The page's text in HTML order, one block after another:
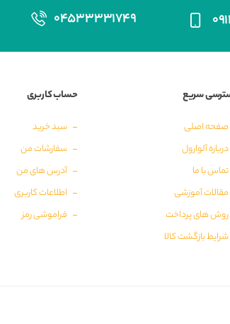
۰۴۵۳۳۳۳۱۷۴۹
سریع
صفحه اصلی
درباره آلوارول
تماس با ما
مقالات آموزشی
روش های پرداخت
شرایط بازگشت کالا
حساب کاربری
سبد خرید
سفارشات من
آدرس های من
اطلاعات کاربری
فراموشی رمز